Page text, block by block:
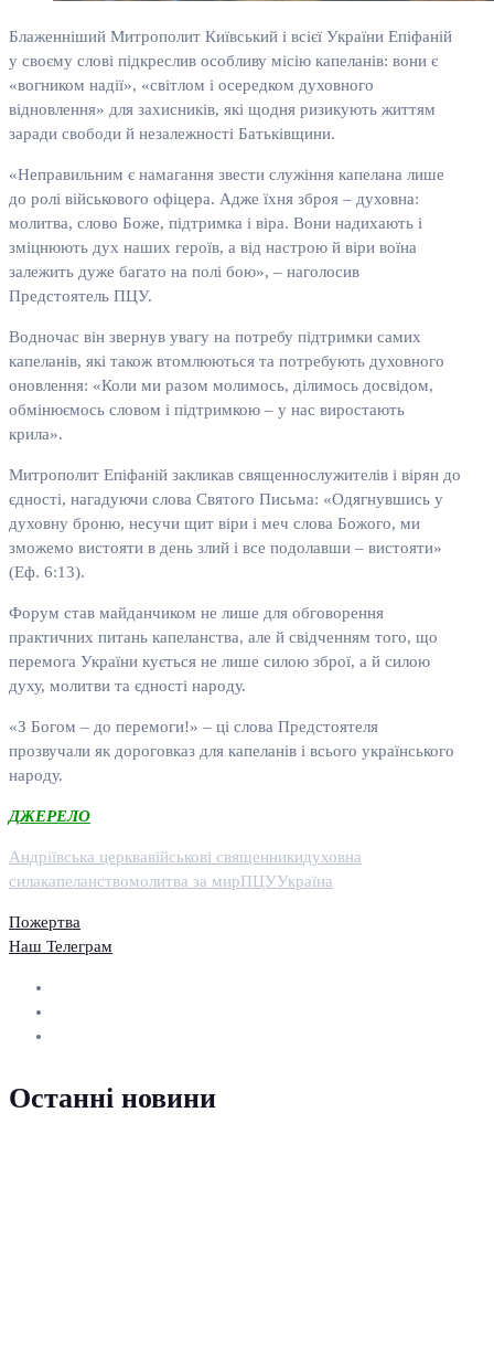
Блаженніший Митрополит Київський і всієї України Епіфаній
у своєму слові підкреслив особливу місію капеланів: вони є
«вогником надії», «світлом і осередком духовного
відновлення» для захисників, які щодня ризикують життям
заради свободи й незалежності Батьківщини.
«Неправильним є намагання звести служіння капелана лише
до ролі військового офіцера. Адже їхня зброя – духовна:
молитва, слово Боже, підтримка і віра. Вони надихають і
зміцнюють дух наших героїв, а від настрою й віри воїна
залежить дуже багато на полі бою», – наголосив
Предстоятель ПЦУ.
Водночас він звернув увагу на потребу підтримки самих
капеланів, які також втомлюються та потребують духовного
оновлення: «Коли ми разом молимось, ділимось досвідом,
обмінюємось словом і підтримкою – у нас виростають
крила».
Митрополит Епіфаній закликав священнослужителів і вірян до
єдності, нагадуючи слова Святого Письма: «Одягнувшись у
духовну броню, несучи щит віри і меч слова Божого, ми
зможемо вистояти в день злий і все подолавши – вистояти»
(Еф. 6:13).
Форум став майданчиком не лише для обговорення
практичних питань капеланства, але й свідченням того, що
перемога України кується не лише силою зброї, а й силою
духу, молитви та єдності народу.
«З Богом – до перемоги!» – ці слова Предстоятеля
прозвучали як дороговказ для капеланів і всього українського
народу.
ДЖЕРЕЛО
Андріївська церквавійськові священникидуховна
силакапеланствомолитва за мирПЦУУкраїна
Пожертва
Наш Телеграм
Останні новини